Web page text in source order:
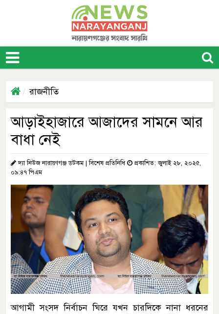
রাজনীতি
আড়াইহাজারে আজাদের সামনে আর
বাধা নেই
দ্যা নিউজ নারায়ণগঞ্জ ডটকম | বিশেষ প্রতিনিধি
প্রকাশিত: জুলাই ২৮, ২০২৫,
০৯:৪৭ পিএম
আগামী সংসদ নির্বাচন ঘিরে যখন চারদিকে নানা ধরনের